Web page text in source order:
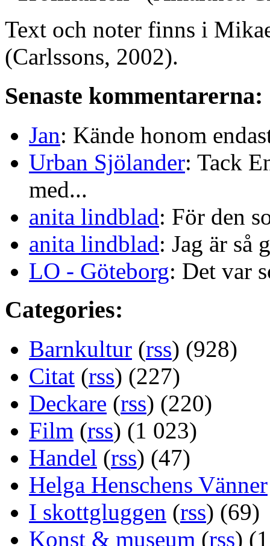
Text och noter finns i
(Carlssons, 2002).
Senaste kommentarerna:
Jan: Kände honom
Urban Sjölander: Tack
med...
anita lindblad: För den
anita lindblad: Jag är så
LO - Göteborg: Det var
Categories:
Barnkultur (rss) (928)
Citat (rss) (227)
Deckare (rss) (220)
Film (rss) (1 023)
Handel (rss) (47)
Helga Henschens Vänner
I skottgluggen (rss) (69)
Konst & museum (rss)